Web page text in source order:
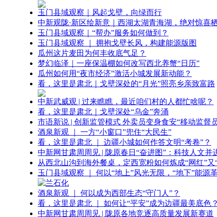
玉门县域观察｜风起戈壁，向绿而行
中新观陇·新区绘新意｜西湖太湖青海湖，绝对惊喜
玉门县域观察｜“帮办”服务如何做到？
玉门县域观察 ｜ 拥抱戈壁长风，构建能源版图
瓜州这片麦田为何丰收底气足？
梦幻临泽｜一座保温棚如何改写西北养蟹“日历”
瓜州如何用“夜市经济”激活小城发展新动能？
看，这里是肃北｜戈壁深处的“月光”照亮乡亲致富路
中新武威观 | 过来瞧瞧，最近咱们村的人都忙啥呢？
看，这里是肃北｜戈壁深处“乌金”奔涌
市语新说 | 创新监管模式 外卖员变身食安“移动监督
酒泉新观 ｜ 一方“小窗口”兜住“大民生”
看，这里是肃北 ｜ 边疆小城如何作答文明“考卷”？
中新网甘肃周周见 | 陇原春日“奋进图”：科技人文并
从西北山沟到海外餐桌，定西宽粉如何炼成“网红”又
玉门县域观察 ｜ 何以“地上”风光无限，“地下”能源
酒泉新观 ｜ 何以成为西部生态“守门人”？
看，这里是肃北 ｜ 如何让“平安”成为边疆最美底色？
中新网甘肃周周见 | 陇原各地竞逐高质量发展新赛道